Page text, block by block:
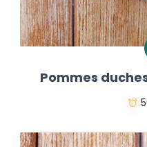
Pommes